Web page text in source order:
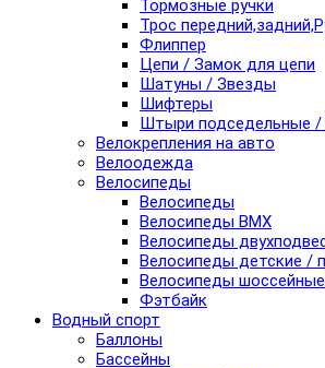
Тормозные ручки
Трос
Флиппер
Цепи / Замок для цепи
Шатуны / Звезды
Шифтеры
Штыри подседельные
Велокрепления на авто
Велоодежда
Велосипеды
Велосипеды
Велосипеды BMX
Велосипеды
Велосипеды детские /
Велосипеды
Фэтбайк
Водный спорт
Баллоны
Бассейны